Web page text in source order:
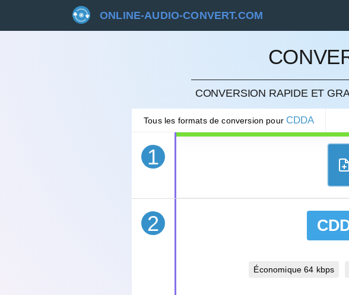
ONLINE-AUDIO-CONVERT.COM
CONVERSION RAPIDE ET
Tous les formats de conversion pour CDDA
1
ANNULER
2
Économique 64 kbps